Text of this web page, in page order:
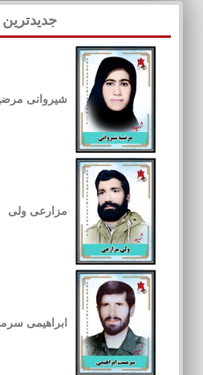
جدیدترین
شیروانی
مزارعی ولی
ابراهیمی